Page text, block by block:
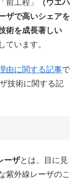
工程」
（ウエハ
ザで高いシェアを
術を成長著しい
ています。
由に関する記事で
技術に関する記
ーザとは、目に見
紫外線レーザのこ